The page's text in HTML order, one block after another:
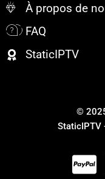
À propos de
FAQ
StaticIPTV
©
StaticIPTV